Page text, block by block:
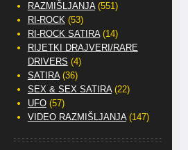
RAZMIŠLJANJA(551)
RI-ROCK(53)
RI-ROCK SATIRA(14)
RIJETKI DRAJVERI/RARE
DRIVERS (4)
SATIRA(36)
SEX & SEX SATIRA(22)
UFO(57)
VIDEO RAZMIŠLJANJA(147)